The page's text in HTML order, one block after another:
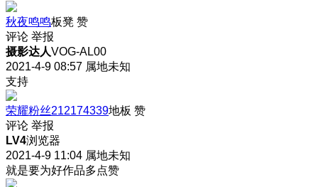
秋夜鸣鸣板凳 赞
评论 举报
摄影达人VOG-AL00
2021-4-9 08:57 属地未知
支持
荣耀粉丝212174339地板 赞
评论 举报
LV4浏览器
2021-4-9 11:04 属地未知
就是要为好作品多点赞